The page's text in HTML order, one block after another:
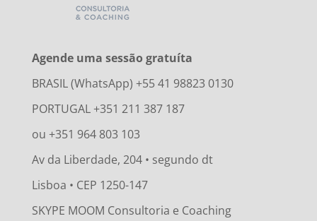
Agende uma sessão gratuíta
BRASIL (WhatsApp) +55 41 98823 0130
PORTUGAL +351 211 387 187
ou +351 964 803 103
Av da Liberdade, 204 • segundo dt
Lisboa • CEP 1250-147
SKYPE MOOM Consultoria e Coaching